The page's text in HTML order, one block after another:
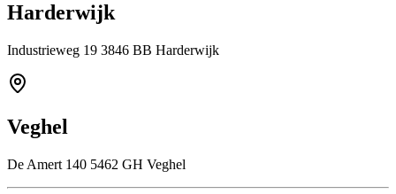
Harderwijk
Industrieweg 19 3846 BB Harderwijk
Veghel
De Amert 140 5462 GH Veghel